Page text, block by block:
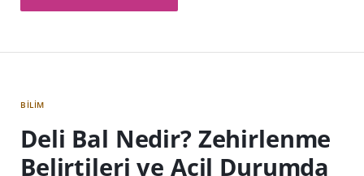
BILIM
Deli Bal Nedir? Zehirlenme
Belirtileri ve Acil Durumda